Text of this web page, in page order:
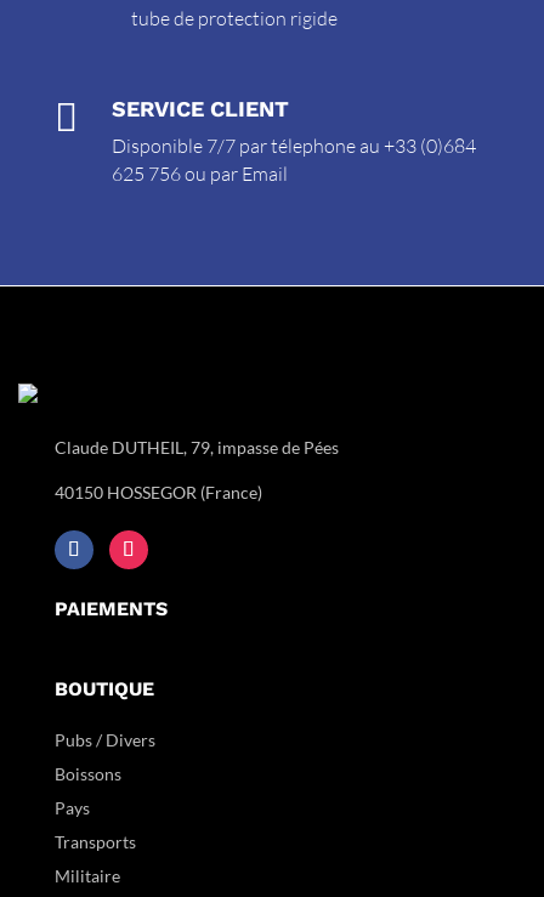
tube de protection rigide
 SERVICE CLIENT
Disponible 7/7 par télephone au +33 (0)684
625 756 ou par Email
Claude DUTHEIL, 79, impasse de Pées
40150 HOSSEGOR (France)
PAIEMENTS
BOUTIQUE
Pubs / Divers
Boissons
Pays
Transports
Militaire